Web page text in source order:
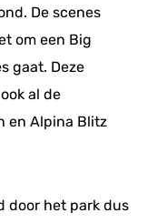
De scenes
om een Big
gaat. Deze
al de
en Alpina Blitz
door het park dus